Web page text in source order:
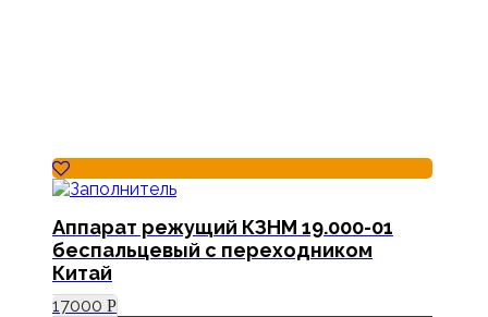
Аппарат режущий КЗНМ 19.000-01
беспальцевый с переходником
Китай
17000 Р